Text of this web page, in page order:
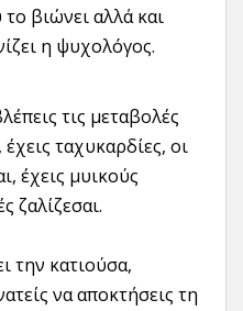
βιώνει αλλά και
η ψυχολόγος.
τις μεταβολές
ταχυκαρδίες, οι
έχεις μυικούς
ζαλίζεσαι.
την κατιούσα,
να αποκτήσεις τη